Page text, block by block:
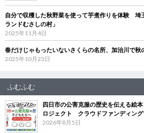
自分で収穫した秋野菜を使って芋煮作りを体験 埼
ランドむさしの村」
2025年11月4日
春だけじゃもったいないさくらの名所、加治川で秋
2025年10月23日
ふむふむ
四日市の公害克服の歴史を伝える絵
ロジェクト クラウドファンディン
2026年8月5日